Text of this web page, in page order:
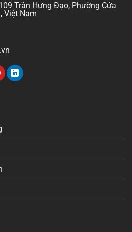
Trần Hưng Đạo, Phường Cửa
Việt Nam